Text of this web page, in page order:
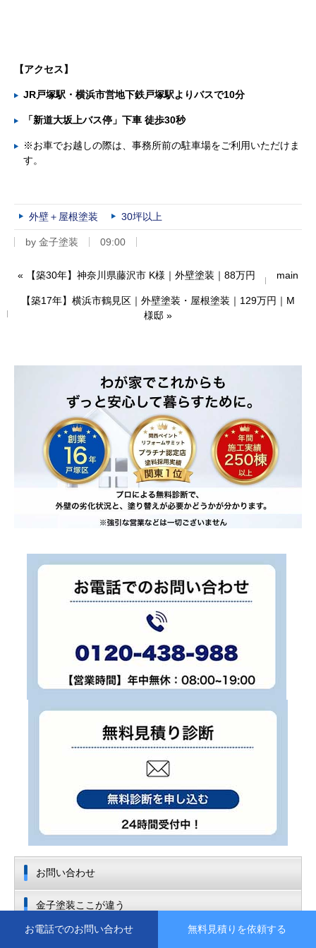
お電話でのお問い合わせ 無料見積りを依頼する
【アクセス】
JR戸塚駅・横浜市営地下鉄戸塚駅よりバスで10分
「新道大坂上バス停」下車 徒歩30秒
※お車でお越しの際は、事務所前の駐車場をご利用いただけま
す。
外壁＋屋根塗装 30坪以上
by 金子塗装 09:00
« 【築30年】神奈川県藤沢市 K様｜外壁塗装｜88万円 main
【築17年】横浜市鶴見区｜外壁塗装・屋根塗装｜129万円｜M
様邸 »
お問い合わせ
金子塗装ここが違う
屋根工事